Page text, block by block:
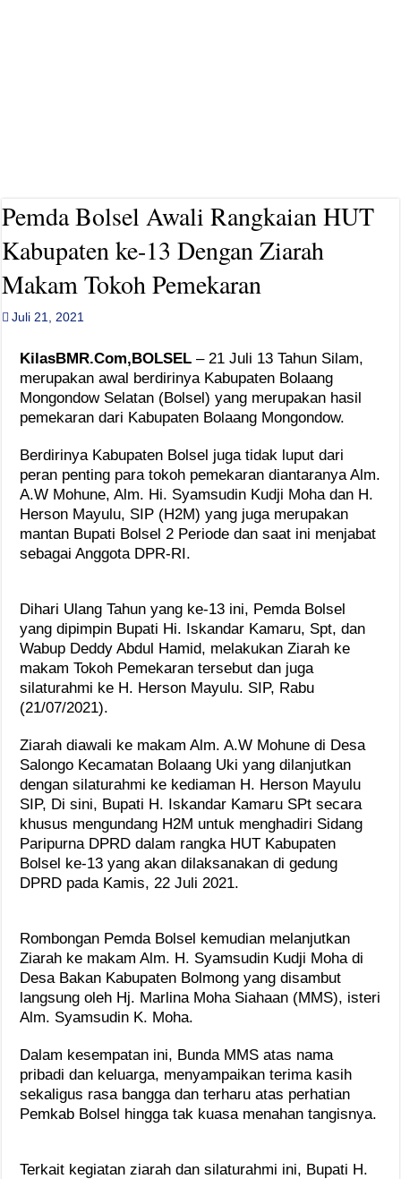
Pemda Bolsel Awali Rangkaian HUT
Kabupaten ke-13 Dengan Ziarah
Makam Tokoh Pemekaran
Juli 21, 2021
KilasBMR.Com,BOLSEL – 21 Juli 13 Tahun Silam,
merupakan awal berdirinya Kabupaten Bolaang
Mongondow Selatan (Bolsel) yang merupakan hasil
pemekaran dari Kabupaten Bolaang Mongondow.
Berdirinya Kabupaten Bolsel juga tidak luput dari
peran penting para tokoh pemekaran diantaranya Alm.
A.W Mohune, Alm. Hi. Syamsudin Kudji Moha dan H.
Herson Mayulu, SIP (H2M) yang juga merupakan
mantan Bupati Bolsel 2 Periode dan saat ini menjabat
sebagai Anggota DPR-RI.
Dihari Ulang Tahun yang ke-13 ini, Pemda Bolsel
yang dipimpin Bupati Hi. Iskandar Kamaru, Spt, dan
Wabup Deddy Abdul Hamid, melakukan Ziarah ke
makam Tokoh Pemekaran tersebut dan juga
silaturahmi ke H. Herson Mayulu. SIP, Rabu
(21/07/2021).
Ziarah diawali ke makam Alm. A.W Mohune di Desa
Salongo Kecamatan Bolaang Uki yang dilanjutkan
dengan silaturahmi ke kediaman H. Herson Mayulu
SIP, Di sini, Bupati H. Iskandar Kamaru SPt secara
khusus mengundang H2M untuk menghadiri Sidang
Paripurna DPRD dalam rangka HUT Kabupaten
Bolsel ke-13 yang akan dilaksanakan di gedung
DPRD pada Kamis, 22 Juli 2021.
Rombongan Pemda Bolsel kemudian melanjutkan
Ziarah ke makam Alm. H. Syamsudin Kudji Moha di
Desa Bakan Kabupaten Bolmong yang disambut
langsung oleh Hj. Marlina Moha Siahaan (MMS), isteri
Alm. Syamsudin K. Moha.
Dalam kesempatan ini, Bunda MMS atas nama
pribadi dan keluarga, menyampaikan terima kasih
sekaligus rasa bangga dan terharu atas perhatian
Pemkab Bolsel hingga tak kuasa menahan tangisnya.
Terkait kegiatan ziarah dan silaturahmi ini, Bupati H.